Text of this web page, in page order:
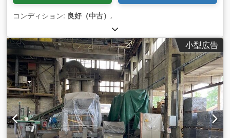
コンディション: 良好（中古） ,
小型広告